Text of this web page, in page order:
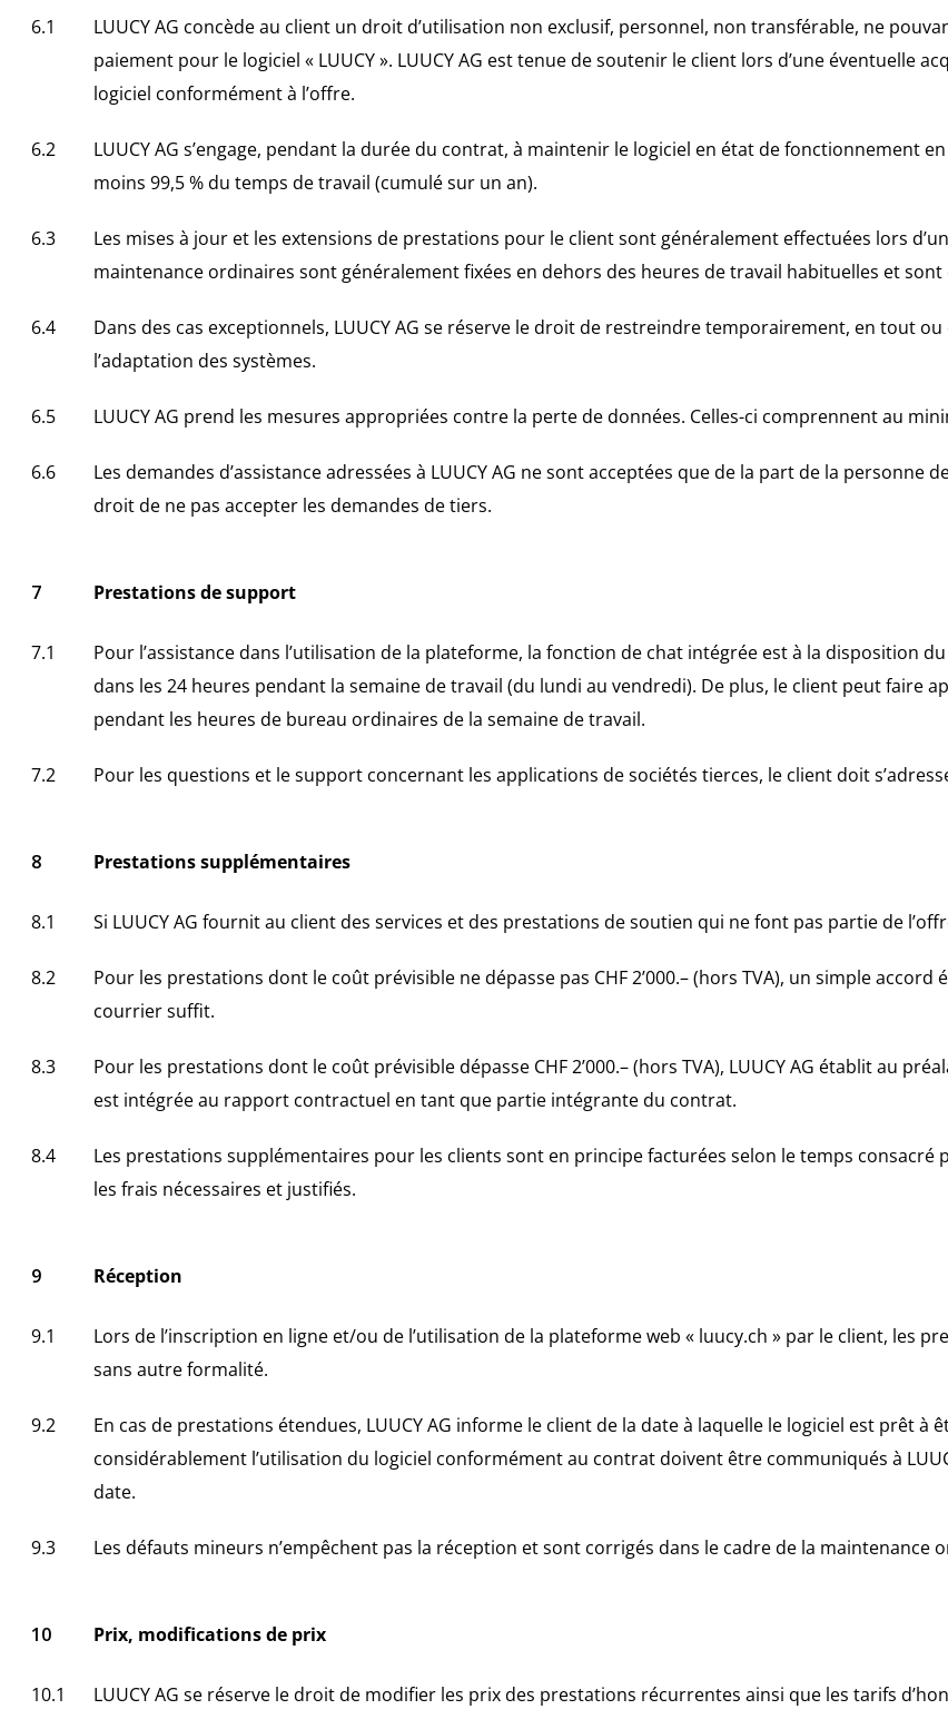
LUUCY AG concède au client un droit d’utilisation non exclusif, personnel, non transférable, ne
paiement pour le logiciel « LUUCY ». LUUCY AG est tenue de soutenir le client lors d’une éventuelle
logiciel conformément à l’offre.
LUUCY AG s’engage, pendant la durée du contrat, à maintenir le logiciel en état de fonctionnement
moins 99,5 % du temps de travail (cumulé sur un an).
Les mises à jour et les extensions de prestations pour le client sont généralement effectuées lors
maintenance ordinaires sont généralement fixées en dehors des heures de travail habituelles et
Dans des cas exceptionnels, LUUCY AG se réserve le droit de restreindre temporairement, en tout
l’adaptation des systèmes.
LUUCY AG prend les mesures appropriées contre la perte de données. Celles-ci comprennent au
Les demandes d’assistance adressées à LUUCY AG ne sont acceptées que de la part de la personne
droit de ne pas accepter les demandes de tiers.
Prestations de support
Pour l’assistance dans l’utilisation de la plateforme, la fonction de chat intégrée est à la disposition
dans les 24 heures pendant la semaine de travail (du lundi au vendredi). De plus, le client peut faire
pendant les heures de bureau ordinaires de la semaine de travail.
Pour les questions et le support concernant les applications de sociétés tierces, le client doit
Prestations supplémentaires
Si LUUCY AG fournit au client des services et des prestations de soutien qui ne font pas partie de
Pour les prestations dont le coût prévisible ne dépasse pas CHF 2’000.– (hors TVA), un simple
courrier suffit.
Pour les prestations dont le coût prévisible dépasse CHF 2’000.– (hors TVA), LUUCY AG établit au
est intégrée au rapport contractuel en tant que partie intégrante du contrat.
Les prestations supplémentaires pour les clients sont en principe facturées selon le temps consacré
les frais nécessaires et justifiés.
Réception
Lors de l’inscription en ligne et/ou de l’utilisation de la plateforme web « luucy.ch » par le client, les
sans autre formalité.
En cas de prestations étendues, LUUCY AG informe le client de la date à laquelle le logiciel est prêt
considérablement l’utilisation du logiciel conformément au contrat doivent être communiqués à
date.
Les défauts mineurs n’empêchent pas la réception et sont corrigés dans le cadre de la maintenance
Prix, modifications de prix
LUUCY AG se réserve le droit de modifier les prix des prestations récurrentes ainsi que les tarifs